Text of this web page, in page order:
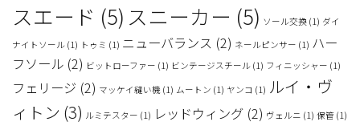
スエード (5) スニーカー (5) ソール交換 (1) ダイ
ナイトソール (1) トゥミ (1) ニューバランス (2) ネールピンサー (1) ハー
フソール (2) ビットローファー (1) ビンテージスチール (1) フィニッシャー (1)
フェリージ (2) マッケイ縫い機 (1) ムートン (1) ヤンコ (1) ルイ・ヴ
ィトン (3) ルミテスター (1) レッドウィング (2) ヴェルニ (1) 保管 (1)